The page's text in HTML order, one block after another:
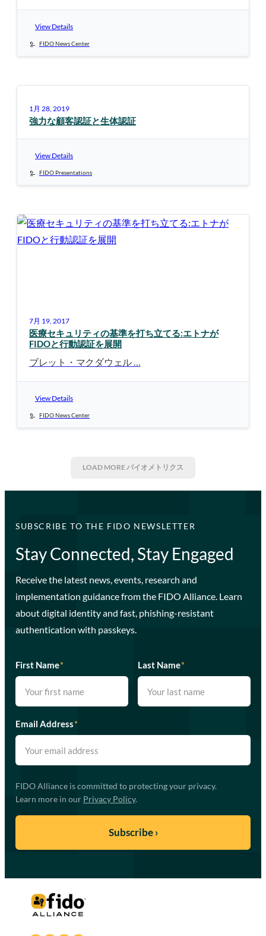
View Details
FIDO News Center
1月 28, 2019
強力な顧客認証と生体認証
View Details
FIDO Presentations
7月 19, 2017
医療セキュリティの基準を打ち立てる:エトナが
FIDOと行動認証を展開
ブレット・マクダウェル …
View Details
FIDO News Center
LOAD MOREバイオメトリクス
SUBSCRIBE TO THE FIDO NEWSLETTER
Stay Connected, Stay Engaged
Receive the latest news, events, research and
implementation guidance from the FIDO Alliance. Learn
about digital identity and fast, phishing-resistant
authentication with passkeys.
First Name* Last Name*
Email Address*
FIDO Alliance is committed to protecting your privacy.
Learn more in our Privacy Policy.